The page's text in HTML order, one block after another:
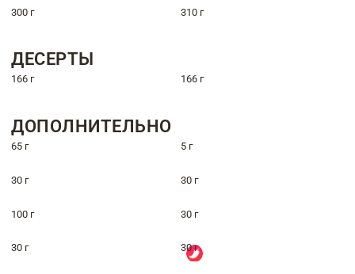
300 г 310 г
ДЕСЕРТЫ
166 г 166 г
ДОПОЛНИТЕЛЬНО
65 г 5 г
30 г 30 г
100 г 30 г
30 г 30 г